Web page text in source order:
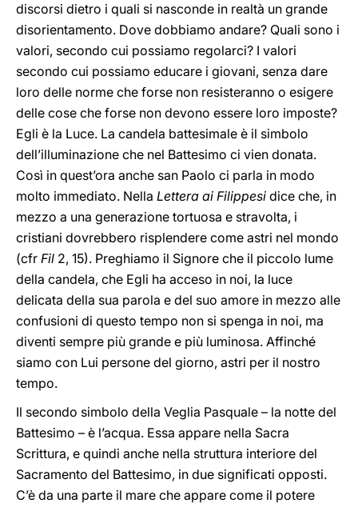
discorsi dietro i quali si nasconde in realtà un grande
disorientamento. Dove dobbiamo andare? Quali sono i
valori, secondo cui possiamo regolarci? I valori
secondo cui possiamo educare i giovani, senza dare
loro delle norme che forse non resisteranno o esigere
delle cose che forse non devono essere loro imposte?
Egli è la Luce. La candela battesimale è il simbolo
dell’illuminazione che nel Battesimo ci vien donata.
Così in quest’ora anche san Paolo ci parla in modo
molto immediato. Nella Lettera ai Filippesi dice che, in
mezzo a una generazione tortuosa e stravolta, i
cristiani dovrebbero risplendere come astri nel mondo
(cfr Fil 2, 15). Preghiamo il Signore che il piccolo lume
della candela, che Egli ha acceso in noi, la luce
delicata della sua parola e del suo amore in mezzo alle
confusioni di questo tempo non si spenga in noi, ma
diventi sempre più grande e più luminosa. Affinché
siamo con Lui persone del giorno, astri per il nostro
tempo.
Il secondo simbolo della Veglia Pasquale – la notte del
Battesimo – è l’acqua. Essa appare nella Sacra
Scrittura, e quindi anche nella struttura interiore del
Sacramento del Battesimo, in due significati opposti.
C’è da una parte il mare che appare come il potere